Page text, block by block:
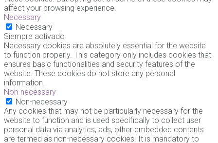
affect your browsing experience.
Necessary
Necessary
Siempre activado
Necessary cookies are absolutely essential for the website
to function properly. This category only includes cookies that
ensures basic functionalities and security features of the
website. These cookies do not store any personal
information.
Non-necessary
Non-necessary
Any cookies that may not be particularly necessary for the
website to function and is used specifically to collect user
personal data via analytics, ads, other embedded contents
are termed as non-necessary cookies. It is mandatory to